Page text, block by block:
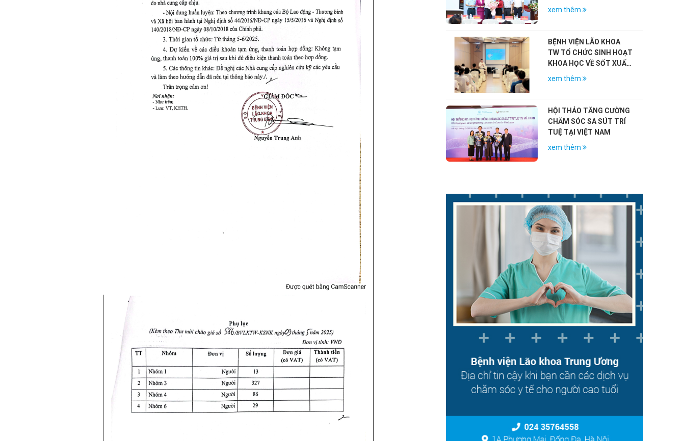
CÁCH MẠNG NHÂN KỶ
(27/7/1947 – 27/7/2026)
xem thêm
BỆNH VIỆN LÃO KHOA
TW TỔ CHỨC SINH HOẠT
KHOA HỌC VỀ SỐT XUẤT
HUYẾT DENGUE VÀ VAI
xem thêm
HỘI THẢO TĂNG CƯỜNG
CHĂM SÓC SA SÚT TRÍ
TUỆ TẠI VIỆT NAM
xem thêm